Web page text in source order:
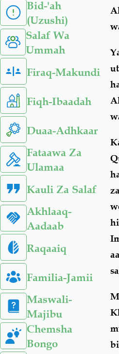
Bid-'ah
(Uzushi)
Salaf Wa
Ummah
Firaq-Makundi
Fiqh-Ibaadah
Duaa-Adhkaar
Fataawa Za
Ulamaa
Kauli Za Salaf
Akhlaaq-
Aadaab
Raqaaiq
Familia-Jamii
Maswali-
Majibu
Chemsha
Bongo